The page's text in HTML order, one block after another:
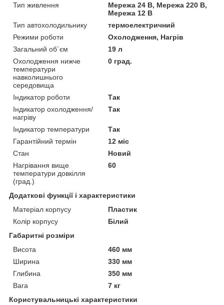
Тип живлення
Мережа 24 В, Мережа 220 В,
Мережа 12 В
Тип автохолодильнику
термоелектричний
Режими роботи
Охолодження, Нагрів
Загальний об`єм
19 л
Охолодження нижче
температури
навколишнього
середовища
0 град.
Індикатор роботи
Так
Індикатор охолодження/
нагріву
Так
Індикатор температури
Так
Гарантійний термін
12 міс
Стан
Новий
Нагрівання вище
температури довкілля
(град.)
60
Додаткові функції і характеристики
Матеріал корпусу
Пластик
Колір корпусу
Білий
Габаритні розміри
Висота
460 мм
Ширина
330 мм
Глибина
350 мм
Вага
7 кг
Користувальницькі характеристики